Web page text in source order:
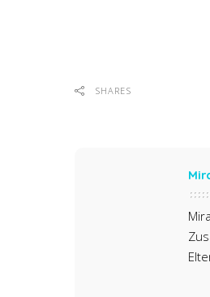
SHARES